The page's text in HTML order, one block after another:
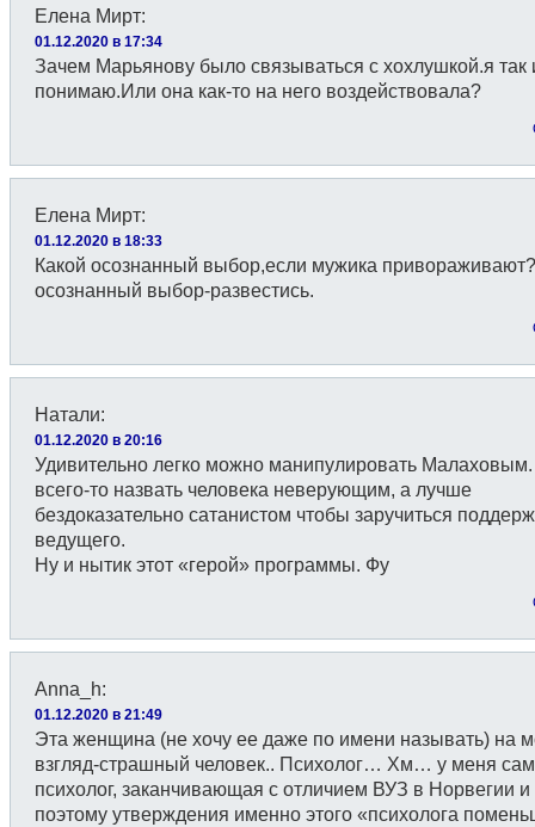
Елена Мирт:
01.12.2020 в 17:34
Зачем Марьянову было связываться с хохлушкой.я так
понимаю.Или она как-то на него воздействовала?
Елена Мирт:
01.12.2020 в 18:33
Какой осознанный выбор,если мужика
осознанный выбор-развестись.
Натали:
01.12.2020 в 20:16
Удивительно легко можно манипулировать
всего-то назвать человека неверующим, а лучше
бездоказательно сатанистом чтобы заручиться
ведущего.
Ну и нытик этот «герой» программы. Фу
Anna_h:
01.12.2020 в 21:49
Эта женщина (не хочу ее даже по имени называть) на
взгляд-страшный человек.. Психолог… Хм… у меня
психолог, заканчивающая с отличием ВУЗ в Норвегии
поэтому утверждения именно этого «психолога